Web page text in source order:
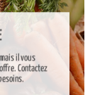
il vous
Contactez